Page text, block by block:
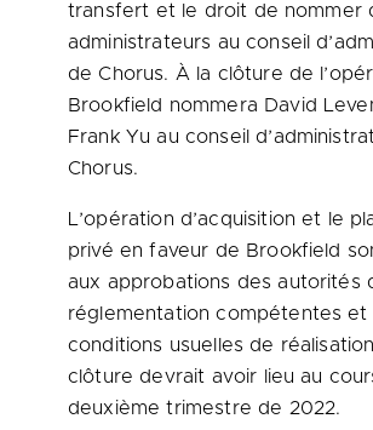
transfert et le droit de nommer
administrateurs au conseil
de Chorus. À la clôture de
Brookfield nommera David
Frank Yu au conseil
Chorus.
L’opération d’acquisition et le
privé en faveur de Brookfield
aux approbations des autorités
réglementation compétentes et
conditions usuelles de
clôture devrait avoir lieu au
deuxième trimestre de 2022.